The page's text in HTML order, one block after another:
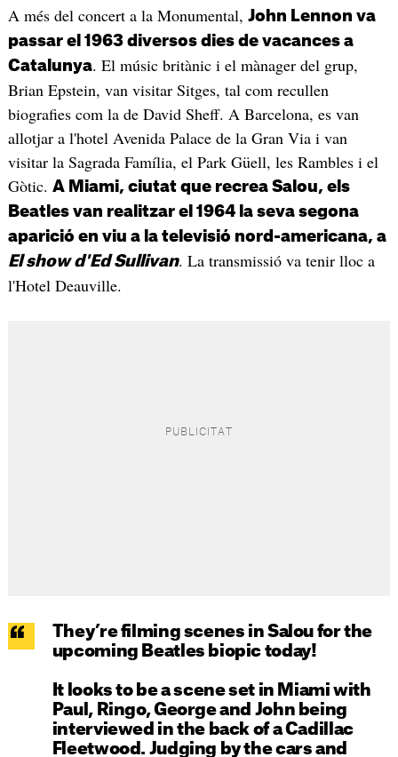
A més del concert a la Monumental, John Lennon va
passar el 1963 diversos dies de vacances a
Catalunya. El músic britànic i el mànager del grup,
Brian Epstein, van visitar Sitges, tal com recullen
biografies com la de David Sheff. A Barcelona, es van
allotjar a l'hotel Avenida Palace de la Gran Via i van
visitar la Sagrada Família, el Park Güell, les Rambles i el
Gòtic. A Miami, ciutat que recrea Salou, els
Beatles van realitzar el 1964 la seva segona
aparició en viu a la televisió nord-americana, a
El show d'Ed Sullivan. La transmissió va tenir lloc a
l'Hotel Deauville.
They’re filming scenes in Salou for the
upcoming Beatles biopic today!
It looks to be a scene set in Miami with
Paul, Ringo, George and John being
interviewed in the back of a Cadillac
Fleetwood. Judging by the cars and